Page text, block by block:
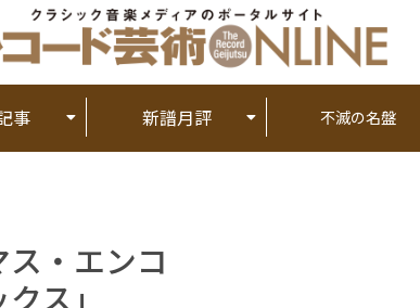
事 新譜月評 不滅の名盤
・エンコ
ス」